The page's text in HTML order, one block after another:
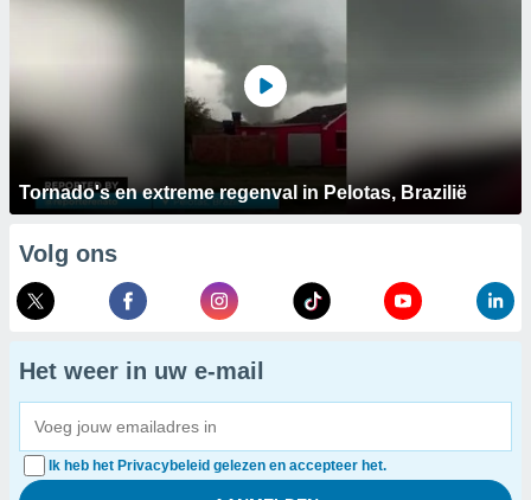
Tornado's en extreme regenval in Pelotas, Brazilië
Volg ons
Het weer in uw e-mail
Ik heb het Privacybeleid gelezen en accepteer het.